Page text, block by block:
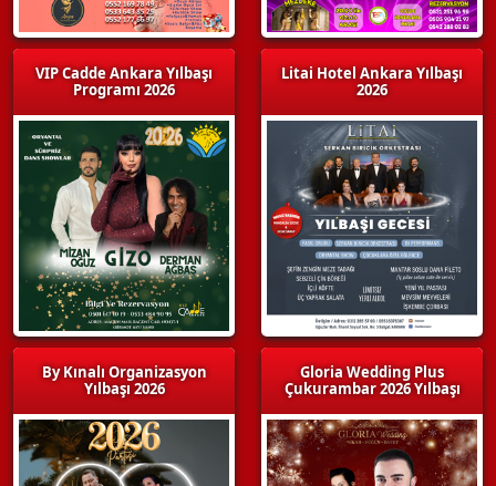
VIP Cadde Ankara Yılbaşı
Programı 2026
By Kınalı Organizasyon
Yılbaşı 2026
Litai Hotel Ankara Yılbaşı
2026
Gloria Wedding Plus
Çukurambar 2026 Yılbaşı